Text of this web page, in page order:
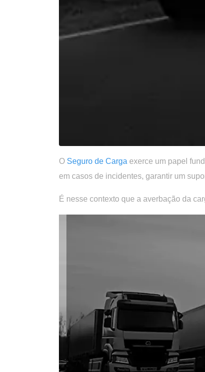
O Seguro de Carga exerce um papel
em casos de incidentes, garantir um
É nesse contexto que a averbação da